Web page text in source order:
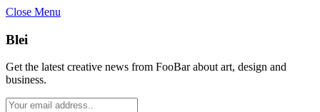
Close Menu
Blei
Get the latest creative news from FooBar about art, design and
business.